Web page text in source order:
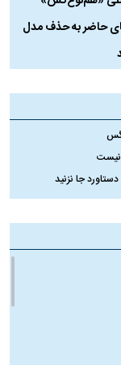
حاضر به حذف مدل
نیست
جا نزنید